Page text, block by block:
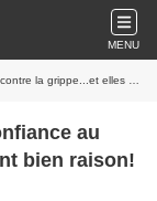
MENU
elles ont bien raison!
au
bien raison!